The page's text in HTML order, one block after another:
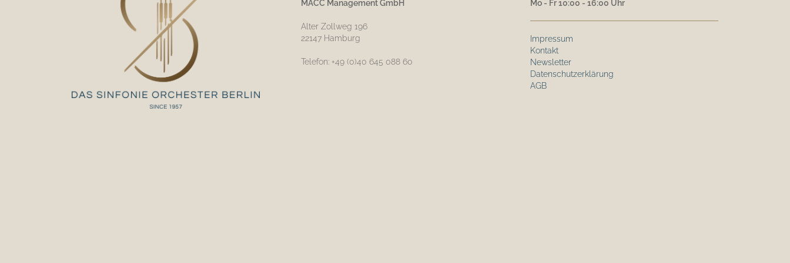
MACC Management GmbH
Alter Zollweg 196
22147 Hamburg
Telefon: +49 (0)40 645 088 60
Mo - Fr 10:00 - 16:00 Uhr
Impressum
Kontakt
Newsletter
Datenschutzerklärung
AGB